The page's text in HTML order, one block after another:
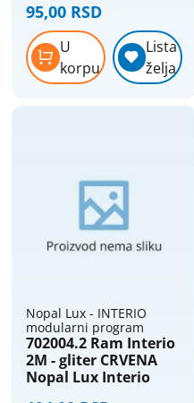
95,00 RSD
U
korpu
Lista
želja
Nopal Lux - INTERIO
modularni program
702004.2 Ram Interio
2M - gliter CRVENA
Nopal Lux Interio